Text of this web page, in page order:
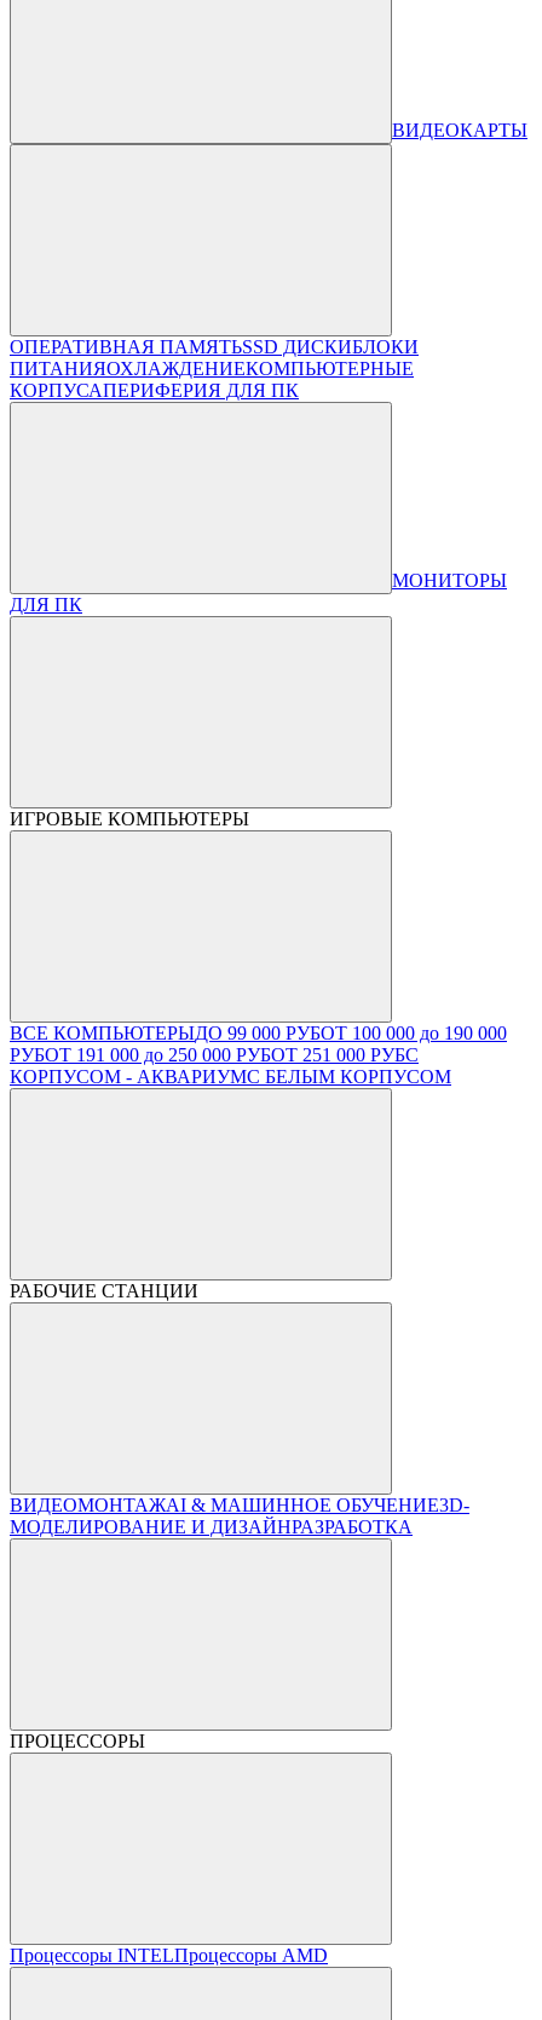
ВИДЕОКАРТЫ
ОПЕРАТИВНАЯ ПАМЯТЬSSD ДИСКИБЛОКИ
ПИТАНИЯОХЛАЖДЕНИЕКОМПЬЮТЕРНЫЕ
КОРПУСАПЕРИФЕРИЯ ДЛЯ ПК
МОНИТОРЫ
ДЛЯ ПК
ИГРОВЫЕ КОМПЬЮТЕРЫ
ВСЕ КОМПЬЮТЕРЫДО 99 000 РУБОТ 100 000 до 190 000
РУБОТ 191 000 до 250 000 РУБОТ 251 000 РУБС
КОРПУСОМ - АКВАРИУМС БЕЛЫМ КОРПУСОМ
РАБОЧИЕ СТАНЦИИ
ВИДЕОМОНТАЖAI & МАШИННОЕ ОБУЧЕНИЕ3D-
МОДЕЛИРОВАНИЕ И ДИЗАЙНРАЗРАБОТКА
ПРОЦЕССОРЫ
Процессоры INTELПроцессоры AMD